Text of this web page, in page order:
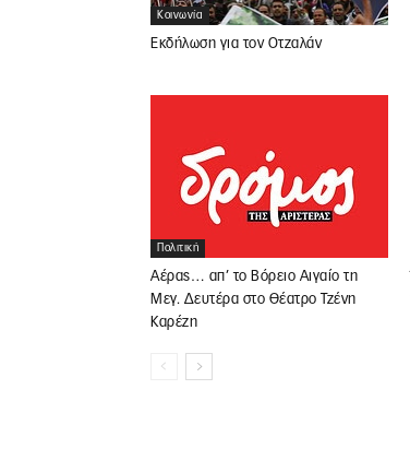
Κοινωνία
Εκδήλωση για τον Οτζαλάν
Πολιτική
Αέρας… απ’ το Βόρειο Αιγαίο τη
Μεγ. Δευτέρα στο Θέατρο Τζένη
Καρέζη